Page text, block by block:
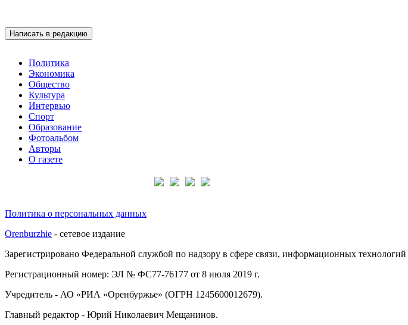
Написать в редакцию
Политика
Экономика
Общество
Культура
Интервью
Спорт
Образование
Фотоальбом
Авторы
О газете
Политика о персональных данных
Orenburzhie - сетевое издание
Зарегистрировано Федеральной службой по надзору в сфере связи, информационных
Регистрационный номер: ЭЛ № ФС77-76177 от 8 июля 2019 г.
Учредитель - АО «РИА «Оренбуржье» (ОГРН 1245600012679).
Главный редактор - Юрий Николаевич Мещанинов.